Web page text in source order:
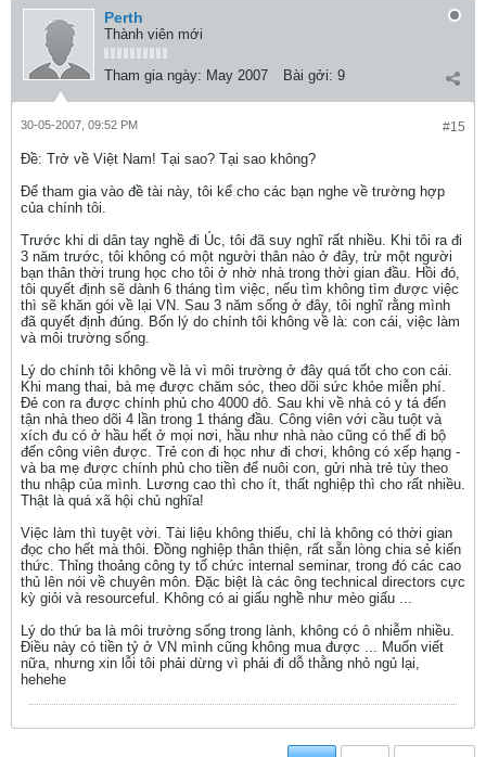
Perth
Thành viên mới
Tham gia ngày: May 2007 Bài gởi: 9
#15
30-05-2007, 09:52 PM
Ðề: Trở về Việt Nam! Tại sao? Tại sao không?
Để tham gia vào đề tài này, tôi kể cho các bạn nghe về trường hợp
của chính tôi.
Trước khi di dân tay nghề đi Úc, tôi đã suy nghĩ rất nhiều. Khi tôi ra đi
3 năm trước, tôi không có một người thân nào ở đây, trừ một người
bạn thân thời trung học cho tôi ở nhờ nhà trong thời gian đầu. Hồi đó,
tôi quyết định sẽ dành 6 tháng tìm việc, nếu tìm không tìm được việc
thì sẽ khăn gói về lại VN. Sau 3 năm sống ở đây, tôi nghĩ rằng mình
đã quyết định đúng. Bốn lý do chính tôi không về là: con cái, việc làm
và môi trường sống.
Lý do chính tôi không về là vì môi trường ở đây quá tốt cho con cái.
Khi mang thai, bà mẹ được chăm sóc, theo dõi sức khỏe miễn phí.
Đẻ con ra được chính phủ cho 4000 đô. Sau khi về nhà có y tá đến
tận nhà theo dõi 4 lần trong 1 tháng đầu. Công viên với cầu tuột và
xích đu có ở hầu hết ở mọi nơi, hầu như nhà nào cũng có thể đi bộ
đến công viên được. Trẻ con đi học như đi chơi, không có xếp hạng -
và ba mẹ được chính phủ cho tiền để nuôi con, gửi nhà trẻ tùy theo
thu nhập của mình. Lương cao thì cho ít, thất nghiệp thì cho rất nhiều.
Thật là quá xã hội chủ nghĩa!
Việc làm thì tuyệt vời. Tài liệu không thiếu, chỉ là không có thời gian
đọc cho hết mà thôi. Đồng nghiệp thân thiện, rất sẵn lòng chia sẻ kiến
thức. Thỉng thoảng công ty tổ chức internal seminar, trong đó các cao
thủ lên nói về chuyên môn. Đặc biệt là các ông technical directors cực
kỳ giỏi và resourceful. Không có ai giấu nghề như mèo giấu ...
Lý do thứ ba là môi trường sống trong lành, không có ô nhiễm nhiều.
Điều này có tiền tỷ ở VN mình cũng không mua được ... Muốn viết
nữa, nhưng xin lỗi tôi phải dừng vì phải đi dỗ thằng nhỏ ngủ lại,
hehehe